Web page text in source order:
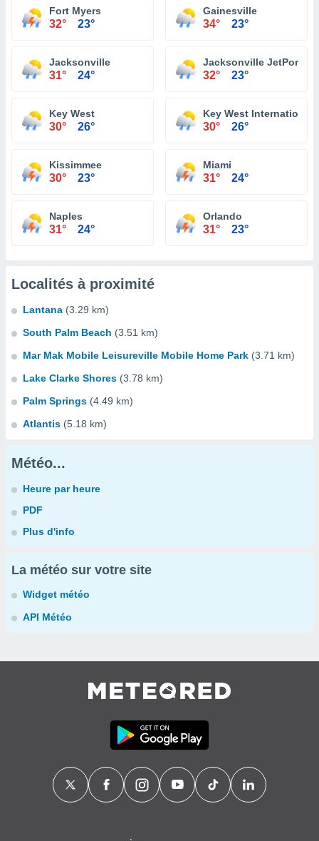
Fort Myers
32° 23°
Gainesville
34° 23°
Jacksonville
31° 24°
Jacksonville JetPort at
32° 23°
Key West
30° 26°
Key West International
30° 26°
Kissimmee
30° 23°
Miami
31° 24°
Naples
31° 24°
Orlando
31° 23°
Localités à proximité
Lantana (3.29 km)
South Palm Beach (3.51 km)
Mar Mak Mobile Leisureville Mobile Home Park (3.71 km)
Lake Clarke Shores (3.78 km)
Palm Springs (4.49 km)
Atlantis (5.18 km)
Météo...
Heure par heure
PDF
Plus d'info
La météo sur votre site
Widget météo
API Météo